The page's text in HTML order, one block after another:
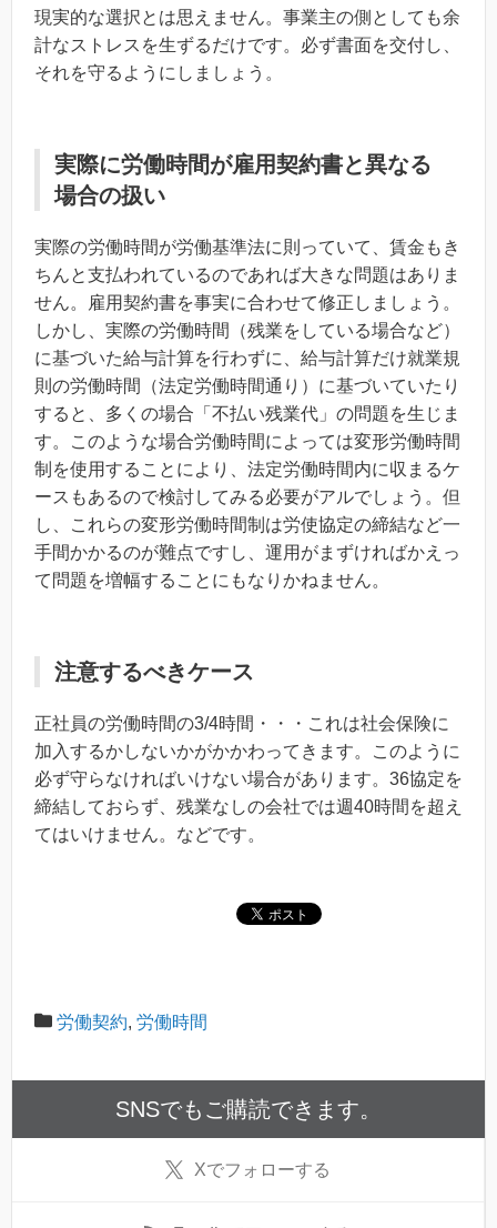
現実的な選択とは思えません。事業主の側としても余
計なストレスを生ずるだけです。必ず書面を交付し、
それを守るようにしましょう。
実際に労働時間が雇用契約書と異なる
場合の扱い
実際の労働時間が労働基準法に則っていて、賃金もき
ちんと支払われているのであれば大きな問題はありま
せん。雇用契約書を事実に合わせて修正しましょう。
しかし、実際の労働時間（残業をしている場合など）
に基づいた給与計算を行わずに、給与計算だけ就業規
則の労働時間（法定労働時間通り）に基づいていたり
すると、多くの場合「不払い残業代」の問題を生じま
す。このような場合労働時間によっては変形労働時間
制を使用することにより、法定労働時間内に収まるケ
ースもあるので検討してみる必要がアルでしょう。但
し、これらの変形労働時間制は労使協定の締結など一
手間かかるのが難点ですし、運用がまずければかえっ
て問題を増幅することにもなりかねません。
注意するべきケース
正社員の労働時間の3/4時間・・・これは社会保険に
加入するかしないかがかかわってきます。このように
必ず守らなければいけない場合があります。36協定を
締結しておらず、残業なしの会社では週40時間を超え
てはいけません。などです。
労働契約, 労働時間
SNSでもご購読できます。
Xでフォローする